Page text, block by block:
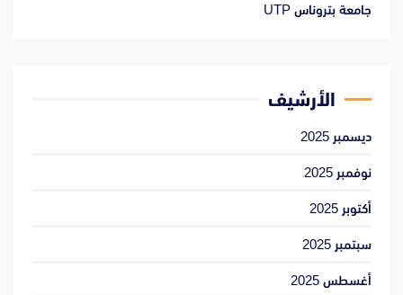
جامعة بتروناس UTP
الأرشيف
ديسمبر 2025
نوفمبر 2025
أكتوبر 2025
سبتمبر 2025
أغسطس 2025